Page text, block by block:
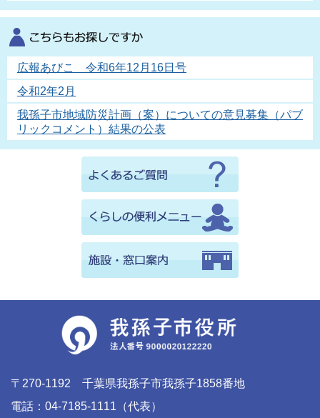
広報あびこ 令和6年12月16日号
令和2年2月
我孫子市地域防災計画（案）についての意見募集（パブ
リックコメント）結果の公表
〒270-1192 千葉県我孫子市我孫子1858番地
電話：04-7185-1111（代表）